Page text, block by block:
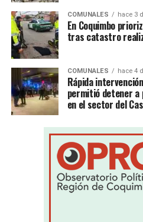
COMUNALES hace 3
En Coquimbo
tras catastro
COMUNALES hace 4
Rápida
permitió detener
en el sector del